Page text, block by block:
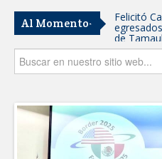
Del
Al Momento- Felicitó
de
AGUA
Facilita
personas